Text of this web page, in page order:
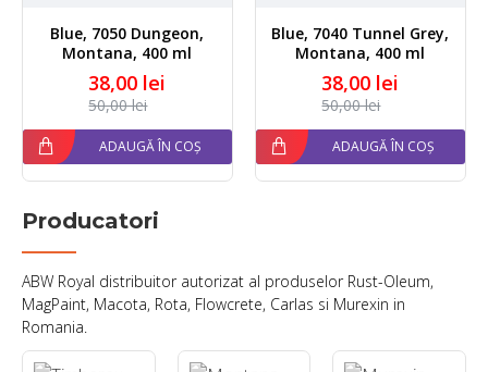
Blue, 7050 Dungeon,
Montana, 400 ml
38,00 lei
50,00 lei
ADAUGĂ ÎN COȘ
Blue, 7040 Tunnel Grey,
Montana, 400 ml
38,00 lei
50,00 lei
ADAUGĂ ÎN COȘ
Producatori
ABW Royal distribuitor autorizat al produselor Rust-Oleum,
MagPaint, Macota, Rota, Flowcrete, Carlas si Murexin in
Romania.